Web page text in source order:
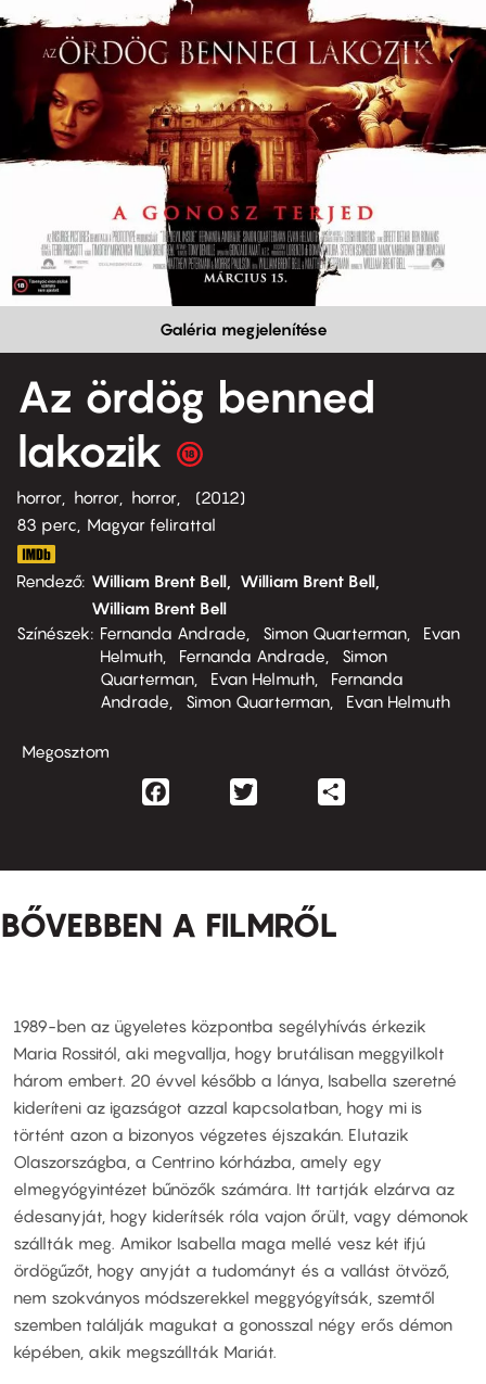
Galéria megjelenítése
Az ördög benned
lakozik
horror horror horror
2012
83 perc,
Magyar felirattal
Rendező William Brent Bell
William Brent Bell
William Brent Bell
Színészek
Fernanda Andrade Simon Quarterman
Evan
Helmuth
Fernanda Andrade
Simon
Quarterman
Evan Helmuth
Fernanda
Andrade
Simon Quarterman Evan Helmuth
Megosztom
Facebook
BŐVEBBEN A FILMRŐL
1989-ben az ügyeletes központba segélyhívás érkezik
Maria Rossitól, aki megvallja, hogy brutálisan meggyilkolt
három embert. 20 évvel később a lánya, Isabella szeretné
kideríteni az igazságot azzal kapcsolatban, hogy mi is
történt azon a bizonyos végzetes éjszakán. Elutazik
Olaszországba, a Centrino kórházba, amely egy
elmegyógyintézet bűnözők számára. Itt tartják elzárva az
édesanyját, hogy kiderítsék róla vajon őrült, vagy démonok
szállták meg. Amikor Isabella maga mellé vesz két ifjú
ördögűzőt, hogy anyját a tudományt és a vallást ötvöző,
nem szokványos módszerekkel meggyógyítsák, szemtől
szemben találják magukat a gonosszal négy erős démon
képében, akik megszállták Mariát.